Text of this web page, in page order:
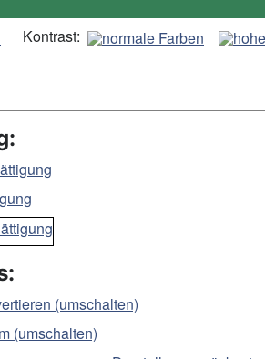
Kontrast:
(umschalten)
(umschalten)